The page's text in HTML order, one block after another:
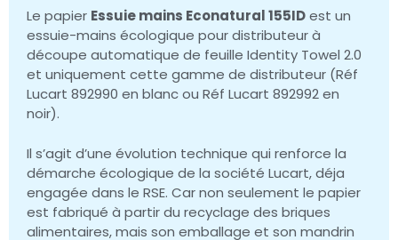
Le papier Essuie mains Econatural 155IDest un
essuie-mains écologique pour distributeur à
découpe automatique de feuille Identity Towel 2.0
et uniquement cette gamme de distributeur (Réf
Lucart 892990 en blanc ou Réf Lucart 892992 en
noir).
Il s’agit d’une évolution technique qui renforce la
démarche écologique de la société Lucart, déja
engagée dans le RSE. Car non seulement le papier
est fabriqué à partir du recyclage des briques
alimentaires, mais son emballage et son mandrin